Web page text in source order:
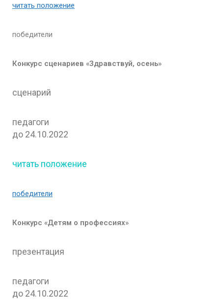
читать положение
победители
Конкурс сценариев «Здравствуй, осень»
сценарий
педагоги
до 24.10.2022
читать положение
победители
Конкурс «Детям о профессиях»
презентация
педагоги
до 24.10.2022